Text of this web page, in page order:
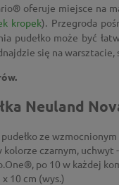
oferuje miejsce na
kropek). Przegroda
pudełko może być
się na
Neuland
ze
kolorze czarnym, uchwyt
po 10 w każdej
x 10 cm (wys.)